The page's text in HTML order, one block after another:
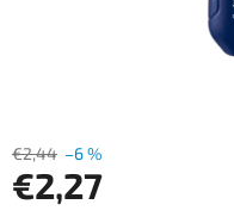
€2,44 –6 %
€2,27